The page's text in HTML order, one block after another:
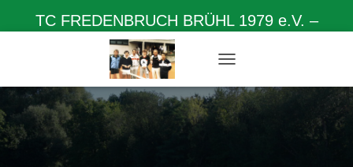
TC FREDENBRUCH BRÜHL 1979 e.V. –
Herzlich willkommen auf unserer Homepage
A
V
I